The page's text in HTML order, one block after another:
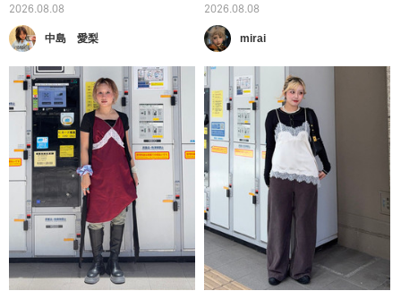
2026.08.08
中島 愛梨
2026.08.08
mirai